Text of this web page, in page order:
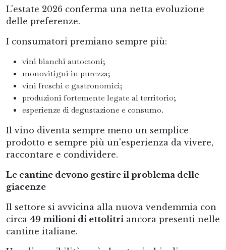
L'estate 2026 conferma una netta evoluzione
delle preferenze.
I consumatori premiano sempre più:
vini bianchi autoctoni;
monovitigni in purezza;
vini freschi e gastronomici;
produzioni fortemente legate al territorio;
esperienze di degustazione e consumo.
Il vino diventa sempre meno un semplice
prodotto e sempre più un'esperienza da vivere,
raccontare e condividere.
Le cantine devono gestire il problema delle
giacenze
Il settore si avvicina alla nuova vendemmia con
circa 49 milioni di ettolitri ancora presenti nelle
cantine italiane.